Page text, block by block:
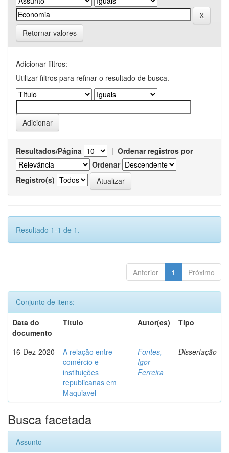
Retornar valores
Adicionar filtros:
Utilizar filtros para refinar o resultado de busca.
Resultados/Página | Ordenar registros por
Ordenar
Registro(s)
Resultado 1-1 de 1.
Anterior 1 Próximo
Conjunto de itens:
Data do
documento
Título Autor(es) Tipo
16-Dez-2020
A relação entre
comércio e
instituições
republicanas em
Maquiavel
Fontes,
Igor
Ferreira
Dissertação
Busca facetada
Assunto